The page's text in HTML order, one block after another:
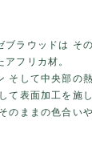
ブラウッドは そ
フリカ材。
そして中央部の
て表面加工を施
のままの色合い